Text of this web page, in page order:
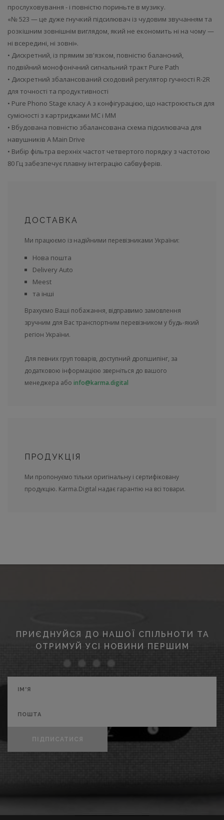
прослуховування - і повністю пориньте в музику.
«№ 523 — це дуже гнучкий підсилювач із чудовим звучанням та
розкішним зовнішнім виглядом, який не економить ні на чому —
ні всередині, ні зовні».
• Дискретний, із прямим зв'язком, повністю балансний,
подвійний монофонічний сигнальний тракт Pure Path
• Дискретний збалансований сходовий регулятор гучності R-2R
для точності та продуктивності
• Pure Phono Stage класу A з конфігурацією, що настроюється для
сумісності з картриджами MC і MM
• Вбудована повністю збалансована схема підсилювача для
навушників A Main Drive
• Вибір фільтра верхніх частот четвертого порядку з частотою
80 Гц забезпечує плавну інтеграцію сабвуферів.
ДОСТАВКА
Ми працюємо із надійними перевізниками України:
Нова пошта
Delivery Auto
Meest
та інші
Врахуємо Ваші побажання, відправимо замовлення
зручним для Вас транспортним перевізником у будь-який
регіон України.
Для певних груп товарів, доступний дропшипінг, за
додатковою інформацією зверніться до вашого
менеджера або info@karma.digital
ПРОДУКЦІЯ
Ми пропонуємо тільки оригінальну і сертифіковану
продукцію. Karma.Digital надає гарантію на всі товари.
ПРИЄДНУЙСЯ ДО НАШОЇ СПІЛЬНОТИ ТА
ОТРИМУЙ УСІ НОВИНИ ПЕРШИМ
ПІДПИСАТИСЯ